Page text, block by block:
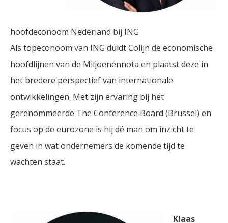
hoofdeconoom Nederland bij ING
Als topeconoom van ING duidt Colijn de economische
hoofdlijnen van de Miljoenennota en plaatst deze in
het bredere perspectief van internationale
ontwikkelingen. Met zijn ervaring bij het
gerenommeerde The Conference Board (Brussel) en
focus op de eurozone is hij dé man om inzicht te
geven in wat ondernemers de komende tijd te
wachten staat.
Klaas